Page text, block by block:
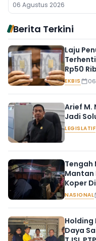
Dibawa
06 Agustus 2026
Berita Terkini
Laju
Rp50
EKBIS
Arief M.
Jadi
LEGISLATIF
Tengah
Mantan
Koper
NASIONAL
Holding
Daya